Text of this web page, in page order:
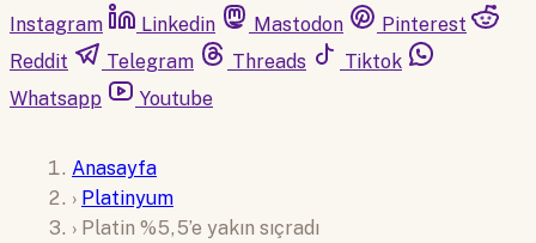
Instagram
Linkedin Mastodon
Pinterest
Reddit
Telegram Threads
Tiktok
Whatsapp
Youtube
Anasayfa
› Platinyum
› Platin %5,5’e yakın sıçradı